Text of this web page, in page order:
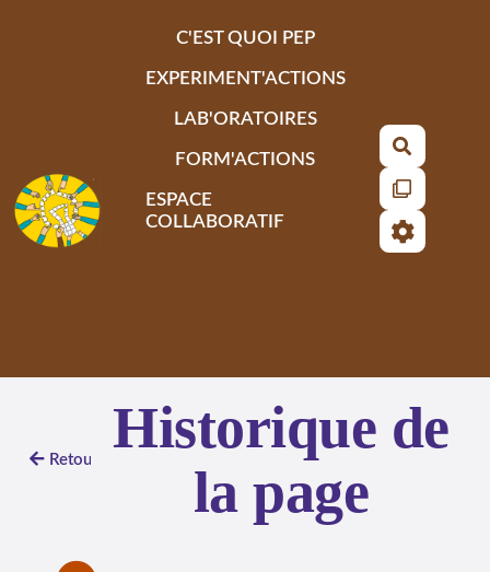
C'EST QUOI PEP
EXPERIMENT'ACTIONS
LAB'ORATOIRES
FORM'ACTIONS
ESPACE
COLLABORATIF
Retour
Historique de
la page